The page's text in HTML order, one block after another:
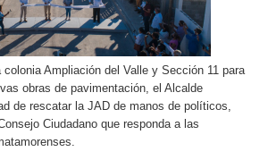
Ampliación del Valle y Sección 11 para
obras de pavimentación, el Alcalde
de rescatar la JAD de manos de políticos,
Ciudadano que responda a las